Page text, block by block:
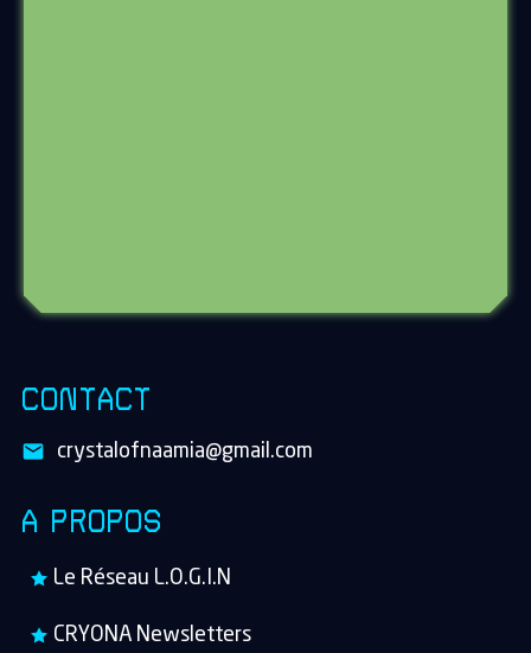
CONTACT
crystalofnaamia@gmail.com
A PROPOS
Le Réseau L.O.G.I.N
CRYONA Newsletters